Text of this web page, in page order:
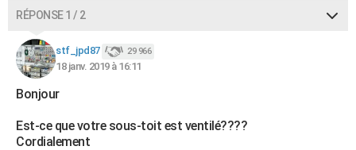
RÉPONSE 1 / 2
stf_jpd87 29 966
18 janv. 2019 à 16:11
Bonjour
Est-ce que votre sous-toit est ventilé????
Cordialement